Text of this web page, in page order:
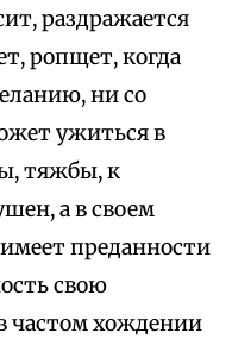
раздражается
ропщет, когда
ни со
ужиться в
тяжбы, к
а в своем
преданности
свою
частом хождении